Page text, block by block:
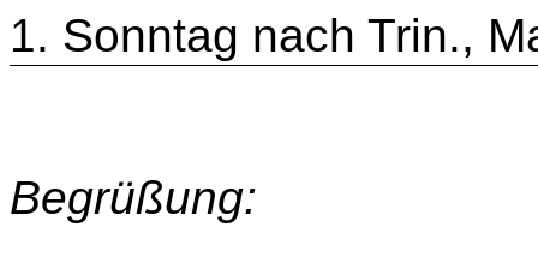
1. Sonntag nach Trin.,
Begrüßung: